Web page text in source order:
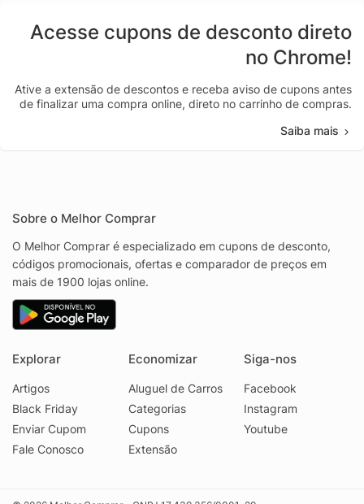
Acesse cupons de desconto direto
no Chrome!
Ative a extensão de descontos e receba aviso de cupons antes
de finalizar uma compra online, direto no carrinho de compras.
Saiba mais
Sobre o Melhor Comprar
O Melhor Comprar é especializado em cupons de desconto,
códigos promocionais, ofertas e comparador de preços em
mais de 1900 lojas online.
Explorar
Artigos
Black Friday
Enviar Cupom
Fale Conosco
Economizar
Aluguel de Carros
Categorias
Cupons
Extensão
Siga-nos
Facebook
Instagram
Youtube